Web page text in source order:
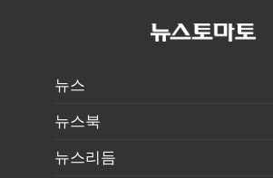
뉴스
뉴스북
뉴스리듬